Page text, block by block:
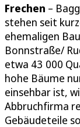
Frechen –
stehen seit
ehemaligen
Bonnstraße/
etwa 43 000
hohe Bäume
einsehbar ist,
Abbruchfirma
Gebäudeteile